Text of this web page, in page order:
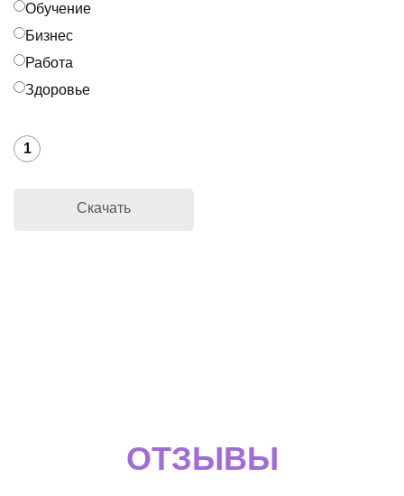
Обучение
Бизнес
Работа
Здоровье
1
Скачать
ОТЗЫВЫ